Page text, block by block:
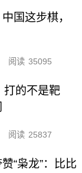
国这步棋，
阅读 35095
打的不是靶
阅读 25837
“枭龙”：比比